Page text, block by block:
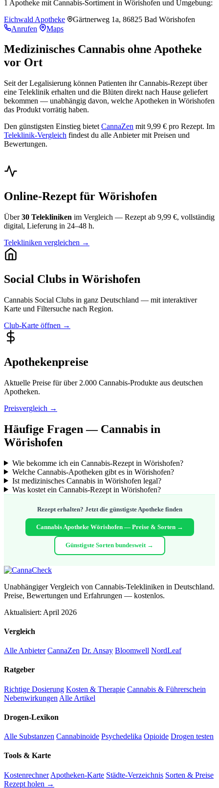
1 Apotheke mit Cannabis-Sortiment in Wörishofen und Umgebung:
Eichwald Apotheke
Gärtnerweg 1a, 86825 Bad Wörishofen
Anrufen
Maps
Medizinisches Cannabis ohne Apotheke
vor Ort
Seit der Legalisierung können Patienten ihr Cannabis-Rezept über
eine Teleklinik erhalten und die Blüten direkt nach Hause geliefert
bekommen — unabhängig davon, welche Apotheken in Wörishofen
das Produkt vorrätig haben.
Den günstigsten Einstieg bietet CannaZen mit 9,99 € pro Rezept. Im
Teleklinik-Vergleich findest du alle Anbieter mit Preisen und
Bewertungen.
Online-Rezept für Wörishofen
Über30 Telekliniken im Vergleich — Rezept ab 9,99 €, vollständig
digital, Lieferung in 24–48 h.
Telekliniken vergleichen →
Social Clubs in Wörishofen
Cannabis Social Clubs in ganz Deutschland — mit interaktiver
Karte und Filtersuche nach Region.
Club-Karte öffnen →
Apothekenpreise
Aktuelle Preise für über 2.000 Cannabis-Produkte aus deutschen
Apotheken.
Preisvergleich →
Häufige Fragen — Cannabis in
Wörishofen
Wie bekomme ich ein Cannabis-Rezept in Wörishofen?
Welche Cannabis-Apotheken gibt es in Wörishofen?
Ist medizinisches Cannabis in Wörishofen legal?
Was kostet ein Cannabis-Rezept in Wörishofen?
Rezept erhalten? Jetzt die günstigste Apotheke finden
Cannabis Apotheke Wörishofen — Preise & Sorten →
Günstigste Sorten bundesweit →
Unabhängiger Vergleich von Cannabis-Telekliniken in Deutschland.
Preise, Bewertungen und Erfahrungen — kostenlos.
Aktualisiert: April 2026
Vergleich
Alle Anbieter CannaZen Dr. Ansay Bloomwell NordLeaf
Ratgeber
Richtige Dosierung Kosten & Therapie Cannabis & Führerschein
Nebenwirkungen Alle Artikel
Drogen-Lexikon
Alle Substanzen Cannabinoide Psychedelika Opioide Drogen testen
Tools & Karte
Kostenrechner Apotheken-Karte Städte-Verzeichnis Sorten & Preise
Rezept holen →